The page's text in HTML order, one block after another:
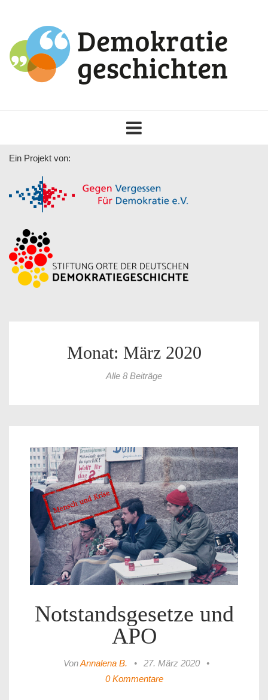
navigation
Ein Projekt von:
Monat: März 2020
Alle 8 Beiträge
Notstandsgesetze und
APO
VonAnnalena B. • 27. März 2020
•
0 Kommentare